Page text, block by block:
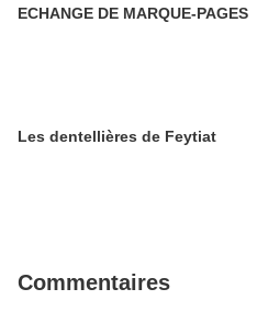
ECHANGE DE MARQUE-PAGES
Les dentellières de Feytiat
Commentaires